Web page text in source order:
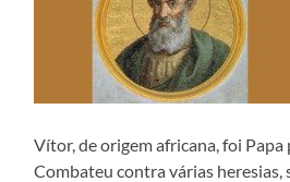
Vítor, de origem africana, foi Papa
Combateu contra várias heresias,